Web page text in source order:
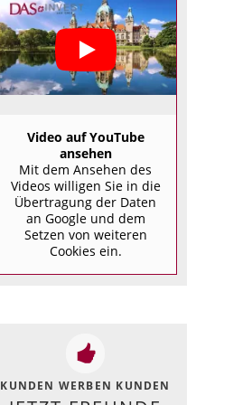
Video auf YouTube
ansehen
Mit dem Ansehen des
Videos willigen Sie in die
Übertragung der Daten
an Google und dem
Setzen von weiteren
Cookies ein.
KUNDEN WERBEN KUNDEN